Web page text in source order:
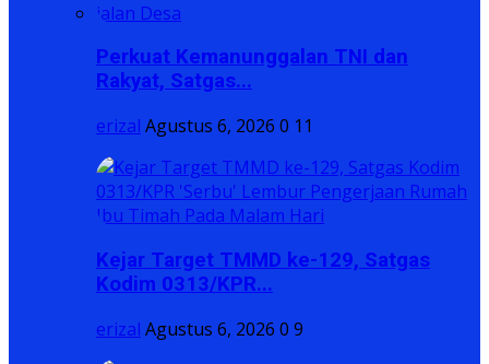
Perkuat Kemanunggalan TNI dan
Rakyat, Satgas...
erizal Agustus 6, 2026 0 11
Kejar Target TMMD ke-129, Satgas
Kodim 0313/KPR...
erizal Agustus 6, 2026 0 9